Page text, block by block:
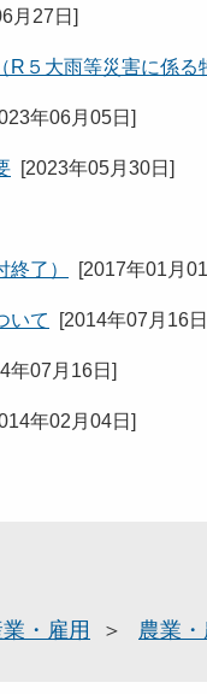
月27日 ]
５大雨等災害に係る
年06月05日 ]
[2023年05月30日 ]
了） [2017年01月
いて [2014年07月16日
年07月16日 ]
年02月04日 ]
・雇用 農業